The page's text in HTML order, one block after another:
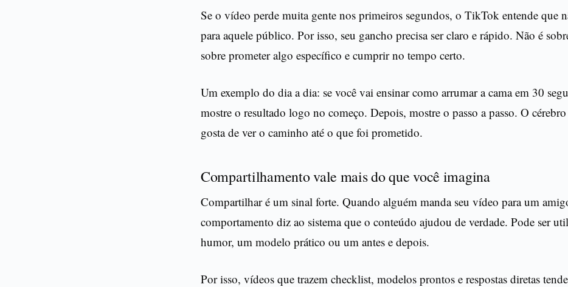
Se o vídeo perde muita gente nos primeiros segundos, o TikTok entende que
para aquele público. Por isso, seu gancho precisa ser claro e rápido. Não é
sobre prometer algo específico e cumprir no tempo certo.
Um exemplo do dia a dia: se você vai ensinar como arrumar a cama em 30
mostre o resultado logo no começo. Depois, mostre o passo a passo. O cérebro
gosta de ver o caminho até o que foi prometido.
Compartilhamento vale mais do que você imagina
Compartilhar é um sinal forte. Quando alguém manda seu vídeo para um
comportamento diz ao sistema que o conteúdo ajudou de verdade. Pode ser
humor, um modelo prático ou um antes e depois.
Por isso, vídeos que trazem checklist, modelos prontos e respostas diretas